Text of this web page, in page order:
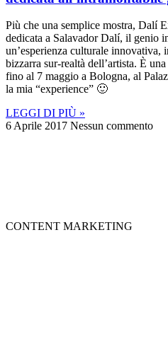
Più che una semplice mostra, Dalí
dedicata a Salavador Dalí, il genio
un’esperienza culturale innovativa,
bizzarra sur-realtà dell’artista. È
fino al 7 maggio a Bologna, al
la mia “experience” 🙂
LEGGI DI PIÙ »
6 Aprile 2017 Nessun commento
CONTENT MARKETING